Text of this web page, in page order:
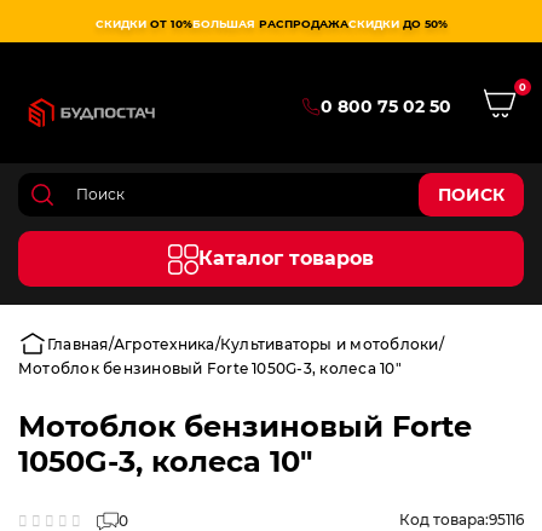
СКИДКИ ОТ 10%БОЛЬШАЯ РАСПРОДАЖАСКИДКИ ДО 50%
0 800 75 02 50
0
ПОИСК
Каталог товаров
Главная Агротехника Культиваторы и мотоблоки
Мотоблок бензиновый Forte 1050G-3, колеса 10"
Мотоблок бензиновый Forte
1050G-3, колеса 10"
0 Код товара:95116